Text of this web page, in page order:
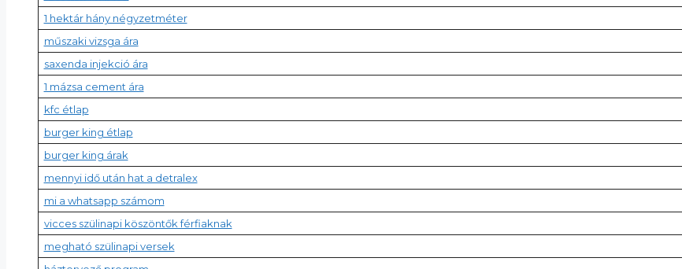
1 hektár hány négyzetméter
műszaki vizsga ára
saxenda injekció ára
1 mázsa cement ára
kfc étlap
burger king étlap
burger king árak
mennyi idő után hat a detralex
mi a whatsapp számom
vicces szülinapi köszöntők férfiaknak
megható szülinapi versek